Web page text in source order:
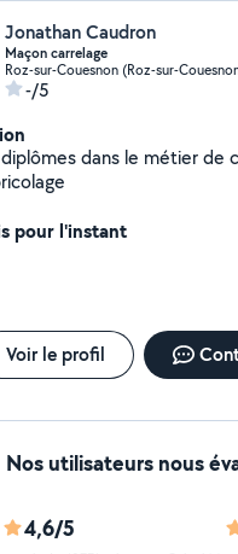
Jonathan Caudron
Maçon carrelage
Roz-sur-Couesnon (Roz-sur-
-/5
dans le métier de
pour l'instant
Voir le profil
Nos utilisateurs nous
4,6/5